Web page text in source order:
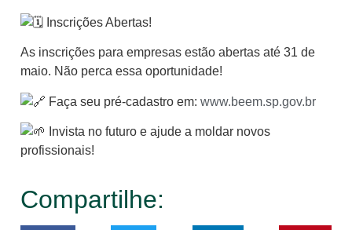
Inscrições Abertas!
As inscrições para empresas estão abertas até 31 de
maio. Não perca essa oportunidade!
Faça seu pré-cadastro em: www.beem.sp.gov.br
Invista no futuro e ajude a moldar novos
profissionais!
Compartilhe: